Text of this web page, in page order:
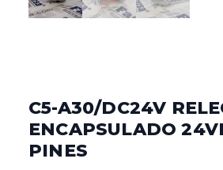
C5-A30/DC24V
ENCAPSULADO
PINES